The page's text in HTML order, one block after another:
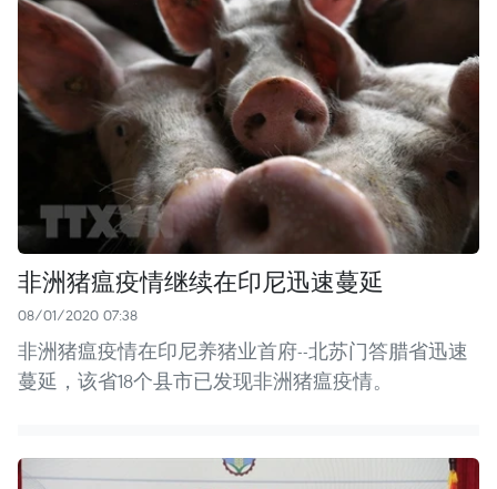
非洲猪瘟疫情继续在印尼迅速蔓延
08/01/2020 07:38
非洲猪瘟疫情在印尼养猪业首府--北苏门答腊省迅速
蔓延，该省18个县市已发现非洲猪瘟疫情。